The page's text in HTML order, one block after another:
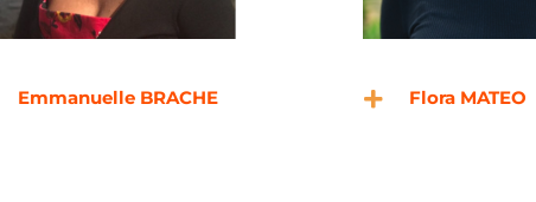
Emmanuelle BRACHE Flora MATEO